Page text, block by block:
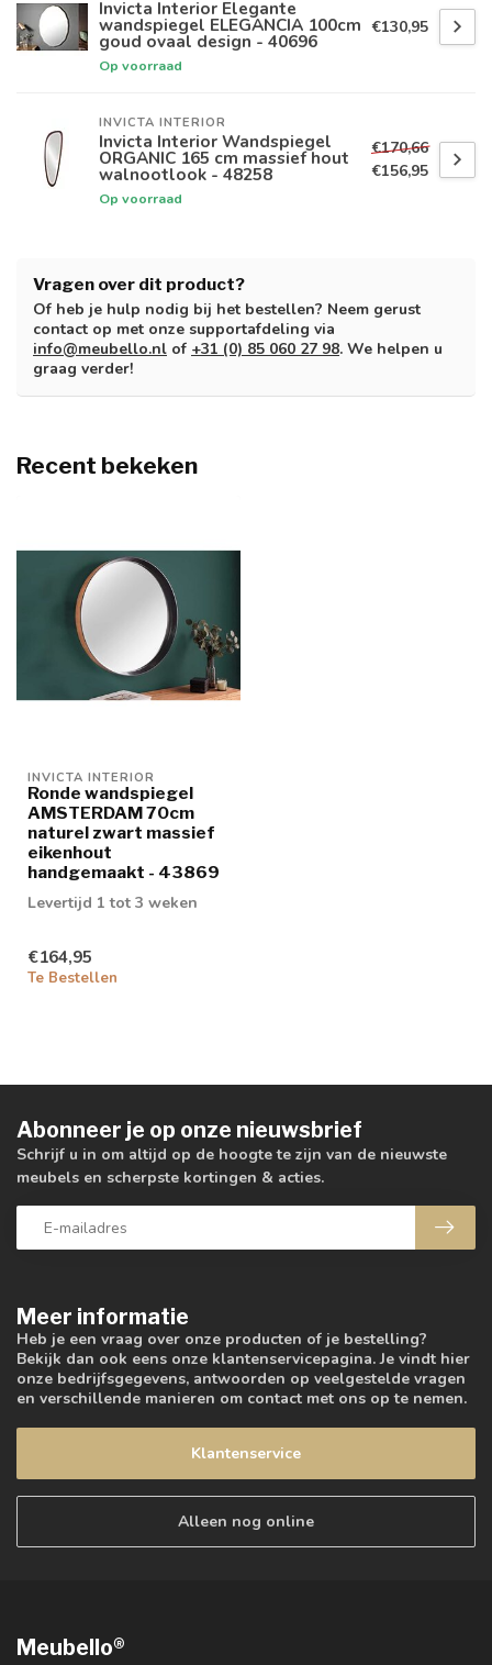
Invicta Interior Elegante
wandspiegel ELEGANCIA 100cm
goud ovaal design - 40696
Op voorraad
€130,95
INVICTA INTERIOR
Invicta Interior Wandspiegel
ORGANIC 165 cm massief hout
walnootlook - 48258
Op voorraad
€170,66
€156,95
Vragen over dit product?
Of heb je hulp nodig bij het bestellen? Neem gerust
contact op met onze supportafdeling via
info@meubello.nl of +31 (0) 85 060 27 98. We helpen u
graag verder!
Recent bekeken
INVICTA INTERIOR
Ronde wandspiegel
AMSTERDAM 70cm
naturel zwart massief
eikenhout
handgemaakt - 43869
Levertijd 1 tot 3 weken
€164,95
Te Bestellen
Meer informatie
Heb je een vraag over onze producten of je bestelling?
Bekijk dan ook eens onze klantenservicepagina. Je vindt hier
onze bedrijfsgegevens, antwoorden op veelgestelde vragen
en verschillende manieren om contact met ons op te nemen.
Klantenservice
Alleen nog online
Abonneer je op onze nieuwsbrief
Schrijf u in om altijd op de hoogte te zijn van de nieuwste
meubels en scherpste kortingen & acties.
Meubello®